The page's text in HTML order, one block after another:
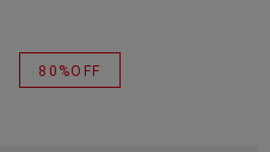
80%OFF